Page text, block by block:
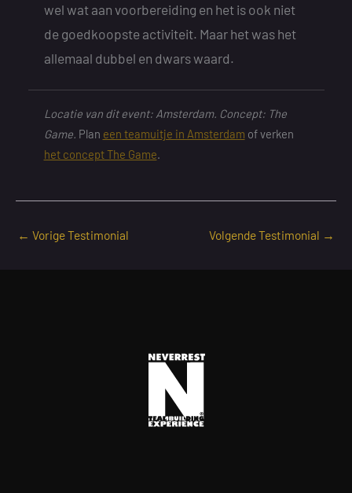
wel wat aan voorbereiding en het is ook niet
de goedkoopste activiteit. Maar het was het
allemaal dubbel en dwars waard.
Locatie van dit event: Amsterdam. Concept: The
Game. Plan een teamuitje in Amsterdam of verken
het concept The Game.
← Vorige Testimonial Volgende Testimonial →